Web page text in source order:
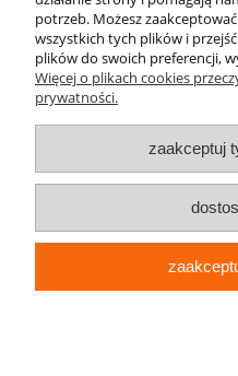
KILKA
potrzeb. Możesz
wszystkich tych plików i
plików do swoich preferencji,
Więcej o plikach cookies
prywatności.
zaakceptuj